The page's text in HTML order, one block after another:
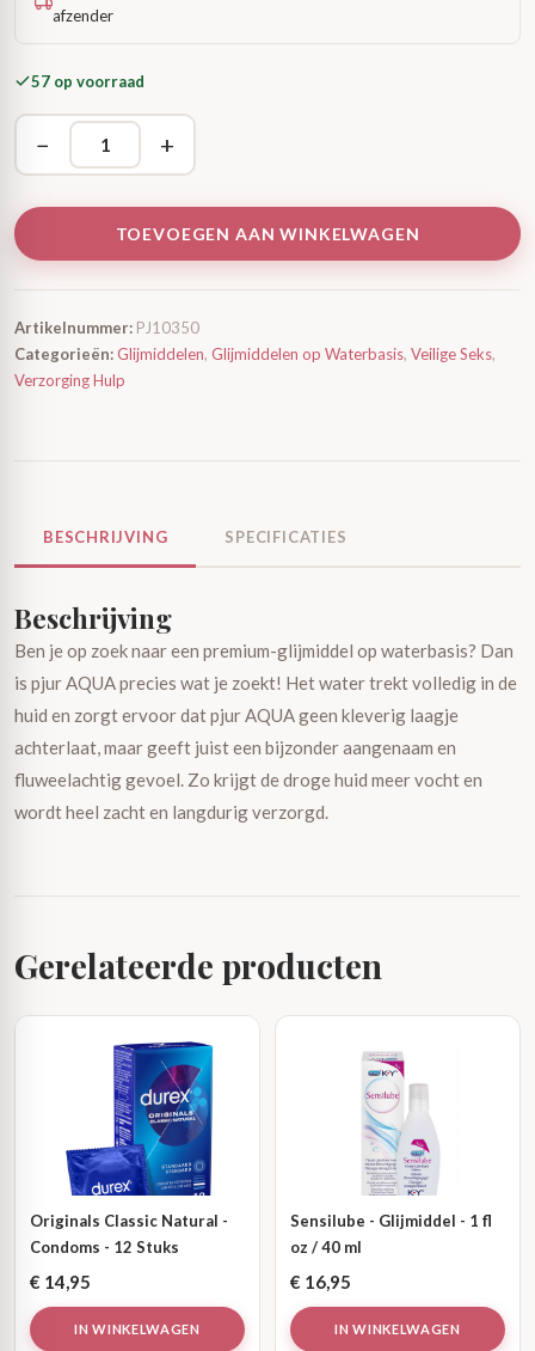
afzender
57 op voorraad
− +
TOEVOEGEN AAN WINKELWAGEN
Artikelnummer: PJ10350
Categorieën:Glijmiddelen, Glijmiddelen op Waterbasis, Veilige Seks,
Verzorging Hulp
BESCHRIJVING SPECIFICATIES
Beschrijving
Ben je op zoek naar een premium-glijmiddel op waterbasis? Dan
is pjur AQUA precies wat je zoekt! Het water trekt volledig in de
huid en zorgt ervoor dat pjur AQUA geen kleverig laagje
achterlaat, maar geeft juist een bijzonder aangenaam en
fluweelachtig gevoel. Zo krijgt de droge huid meer vocht en
wordt heel zacht en langdurig verzorgd.
Gerelateerde producten
Originals Classic Natural -
Condoms - 12 Stuks
€ 14,95
IN WINKELWAGEN
Sensilube - Glijmiddel - 1 fl
oz / 40 ml
€ 16,95
IN WINKELWAGEN